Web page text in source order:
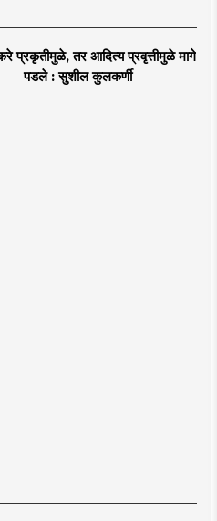
प्रकृतीमुळे, तर आदित्य प्रवृत्तीमुळे मागे
पडले : सुशील कुलकर्णी